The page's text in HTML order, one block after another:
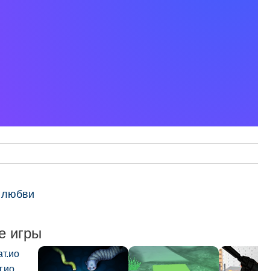
игры